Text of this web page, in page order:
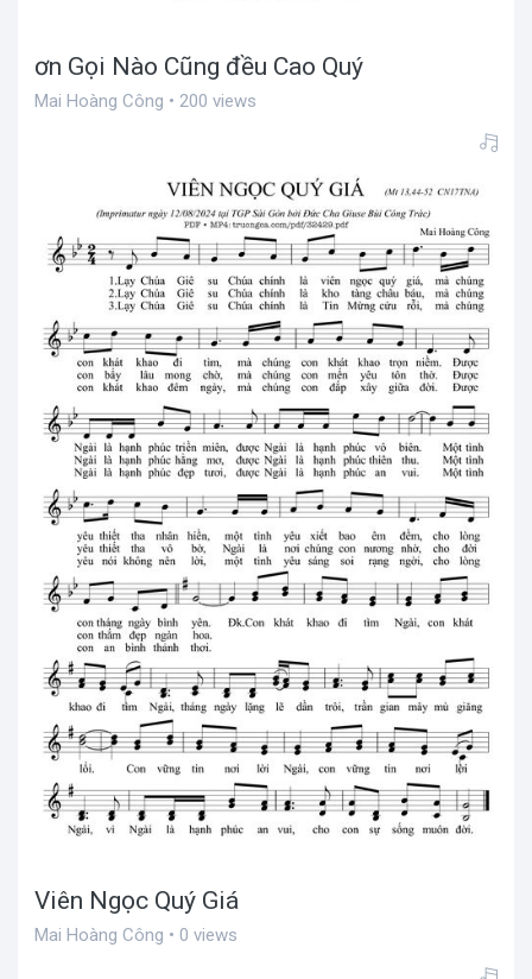
ơn Gọi Nào Cũng đều Cao Quý
Mai Hoàng Công • 200 views
Viên Ngọc Quý Giá
Mai Hoàng Công • 0 views